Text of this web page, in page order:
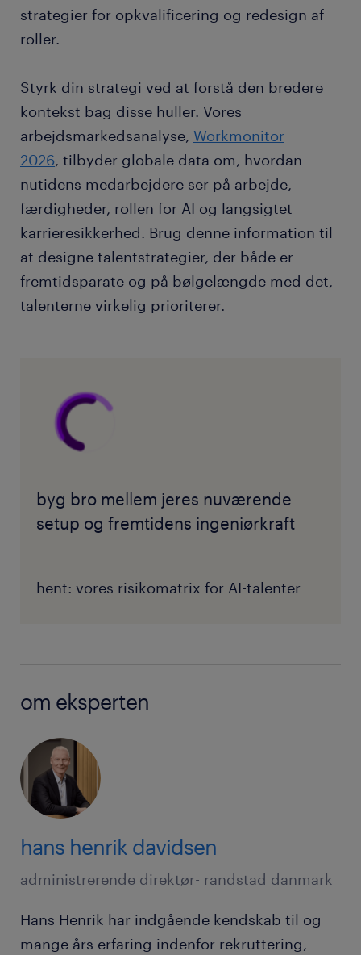
strategier for opkvalificering og redesign af
roller.
Styrk din strategi ved at forstå den bredere
kontekst bag disse huller. Vores
arbejdsmarkedsanalyse, Workmonitor
2026, tilbyder globale data om, hvordan
nutidens medarbejdere ser på arbejde,
færdigheder, rollen for AI og langsigtet
karrieresikkerhed. Brug denne information til
at designe talentstrategier, der både er
fremtidsparate og på bølgelængde med det,
talenterne virkelig prioriterer.
byg bro mellem jeres nuværende
setup og fremtidens ingeniørkraft
hent: vores risikomatrix for AI-talenter
om eksperten
hans henrik davidsen
administrerende direktør- randstad danmark
Hans Henrik har indgående kendskab til og
mange års erfaring indenfor rekruttering,